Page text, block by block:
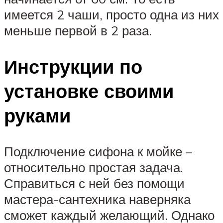
имеется 2 чаши, просто одна из них
меньше первой в 2 раза.
Инструкции по
установке своими
руками
Подключение сифона к мойке –
относительно простая задача.
Справиться с ней без помощи
мастера-сантехника наверняка
сможет каждый желающий. Однако